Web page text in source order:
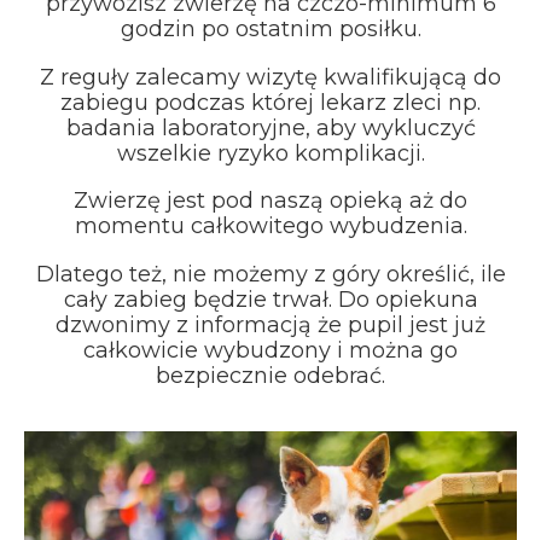
godzin po ostatnim posiłku.
Z reguły zalecamy wizytę kwalifikującą do
zabiegu podczas której lekarz zleci np.
badania laboratoryjne, aby wykluczyć
wszelkie ryzyko komplikacji.
Zwierzę jest pod naszą opieką aż do
momentu całkowitego wybudzenia.
Dlatego też, nie możemy z góry określić, ile
cały zabieg będzie trwał. Do opiekuna
dzwonimy z informacją że pupil jest już
całkowicie wybudzony i można go
bezpiecznie odebrać.